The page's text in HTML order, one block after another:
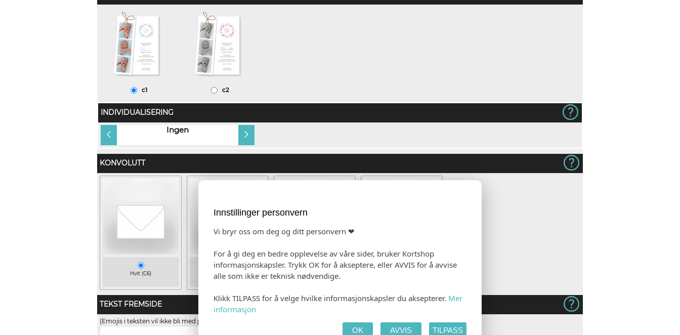
c1 c2
INDIVIDUALISERING
Gjestens navn i produkt og på
Ingen
KONVOLUTT
Hvit (C6)
Himmelblå (C6)
Lys rosa (C6)
TEKST FREMSIDE
(Emojis i teksten vil ikke bli med på trykk)
Innstillinger personvern
Vi bryr oss om deg og ditt personvern ❤
For å gi deg en bedre opplevelse av våre sider, bruker Kortshop
informasjonskapsler. Trykk OK for å akseptere, eller AVVIS for å avvise
alle som ikke er teknisk nødvendige.
Klikk TILPASS for å velge hvilke informasjonskapsler du aksepterer. Mer
informasjon
OK AVVIS TILPASS